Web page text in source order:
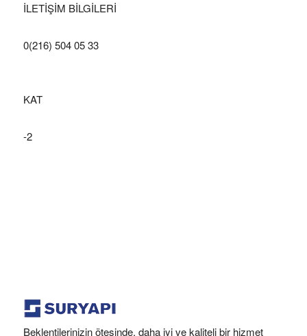
İLETİŞİM BİLGİLERİ
0(216) 504 05 33
KAT
-2
Beklentilerinizin ötesinde, daha iyi ve kaliteli bir hizmet